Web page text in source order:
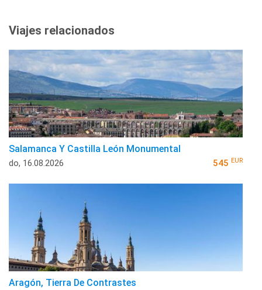
Viajes relacionados
Salamanca Y Castilla León Monumental
do, 16.08.2026 545 EUR
Aragón, Tierra De Contrastes